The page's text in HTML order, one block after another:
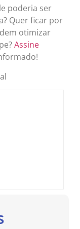
poderia ser
Quer ficar por
otimizar
Assine